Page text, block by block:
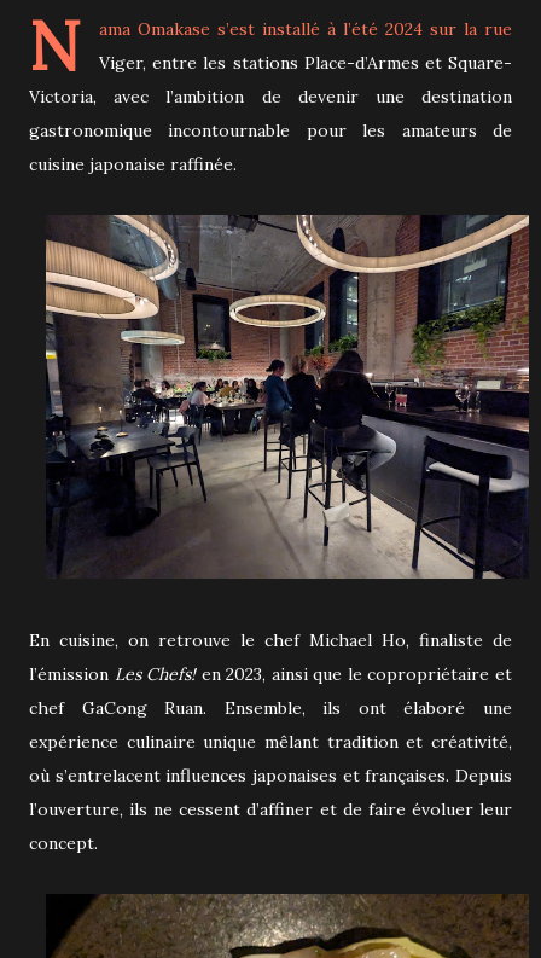
N
ama Omakase s’est installé à l’été 2024 sur la rue
Viger, entre les stations Place-d’Armes et Square-
Victoria, avec l’ambition de devenir une destination
gastronomique incontournable pour les amateurs de
cuisine japonaise raffinée.
En cuisine, on retrouve le chef Michael Ho, finaliste de
l’émission Les Chefs! en 2023, ainsi que le copropriétaire et
chef GaCong Ruan. Ensemble, ils ont élaboré une
expérience culinaire unique mêlant tradition et créativité,
où s’entrelacent influences japonaises et françaises. Depuis
l’ouverture, ils ne cessent d’affiner et de faire évoluer leur
concept.